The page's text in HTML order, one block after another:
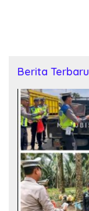
Berita Terbaru